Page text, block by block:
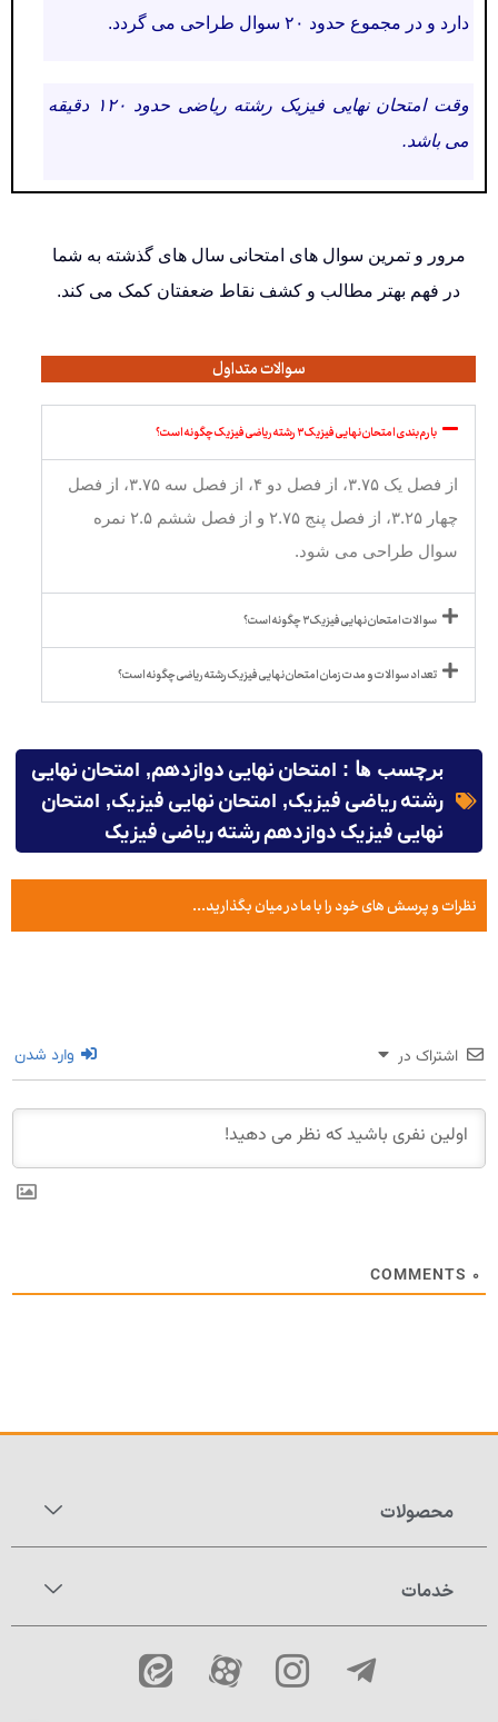
دارد و در مجموع حدود ۲۰ سوال طراحی می گردد.
وقت امتحان نهایی فیزیک رشته ریاضی حدود ۱۲۰ دقیقه
می باشد.
مرور و تمرین سوال های امتحانی سال های گذشته به شما
در فهم بهتر مطالب و کشف نقاط ضعفتان کمک می کند.
سوالات متداول
بارم بندی امتحان نهایی فیزیک ۳ رشته ریاضی فیزیک چگونه است؟
از فصل یک ۳.۷۵، از فصل دو ۴، از فصل سه ۳.۷۵، از فصل
چهار ۳.۲۵، از فصل پنج ۲.۷۵ و از فصل ششم ۲.۵ نمره
سوال طراحی می شود.
سوالات امتحان نهایی فیزیک ۳ چگونه است؟
تعداد سوالات و مدت زمان امتحان نهایی فیزیک رشته ریاضی چگونه است؟
برچسب ها : امتحان نهایی دوازدهم, امتحان نهایی
رشته ریاضی فیزیک, امتحان نهایی فیزیک, امتحان
نهایی فیزیک دوازدهم رشته ریاضی فیزیک
نظرات و پرسش های خود را با ما در میان بگذارید...
اشتراک در وارد شدن
۰
محصولات
خدمات